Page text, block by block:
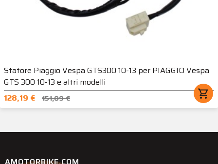
Statore Piaggio Vespa GTS300 10-13 per PIAGGIO Vespa
GTS 300 10-13 e altri modelli
128,19 €
151,89 € shopping_cart